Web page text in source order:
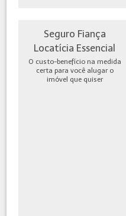
Seguro Fiança
Locatícia Essencial
O custo-benefício na medida
certa para você alugar o
imóvel que quiser